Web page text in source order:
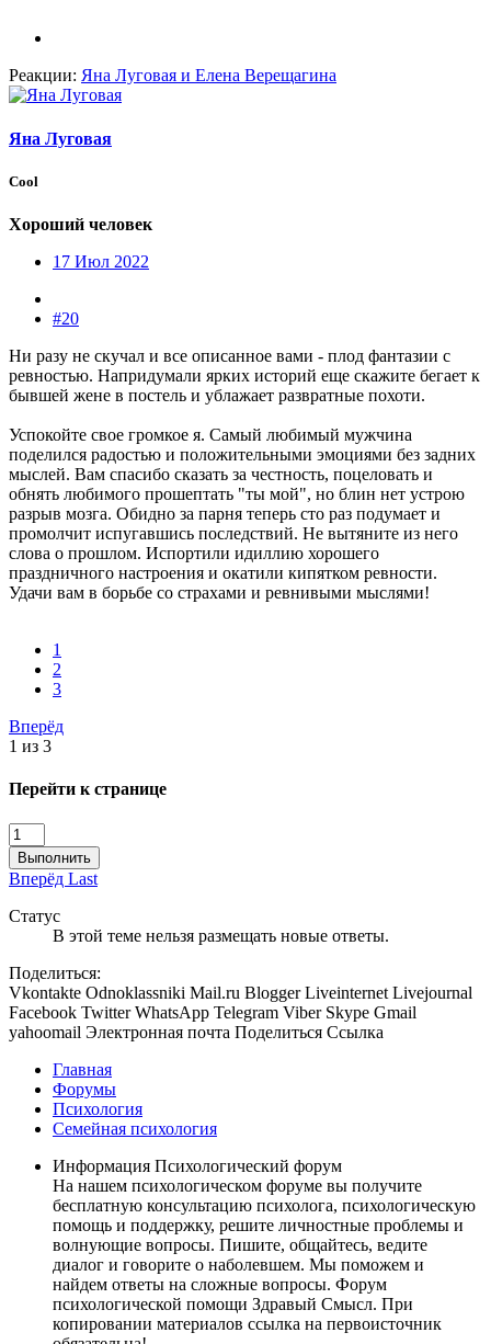
Реакции: Яна Луговая и Елена Верещагина
Яна Луговая
Cool
Хороший человек
17 Июл 2022
#20
Ни разу не скучал и все описанное вами - плод фантазии с
ревностью. Напридумали ярких историй еще скажите бегает к
бывшей жене в постель и ублажает развратные похоти.
Успокойте свое громкое я. Самый любимый мужчина
поделился радостью и положительными эмоциями без задних
мыслей. Вам спасибо сказать за честность, поцеловать и
обнять любимого прошептать "ты мой", но блин нет устрою
разрыв мозга. Обидно за парня теперь сто раз подумает и
промолчит испугавшись последствий. Не вытяните из него
слова о прошлом. Испортили идиллию хорошего
праздничного настроения и окатили кипятком ревности.
Удачи вам в борьбе со страхами и ревнивыми мыслями!
1
2
3
Вперёд
1 из 3
Перейти к странице
Выполнить
Вперёд Last
Статус
В этой теме нельзя размещать новые ответы.
Поделиться:
Vkontakte Odnoklassniki Mail.ru Blogger Liveinternet Livejournal
Facebook Twitter WhatsApp Telegram Viber Skype Gmail
yahoomail Электронная почта Поделиться Ссылка
Главная
Форумы
Психология
Семейная психология
Информация Психологический форум
На нашем психологическом форуме вы получите
бесплатную консультацию психолога, психологическую
помощь и поддержку, решите личностные проблемы и
волнующие вопросы. Пишите, общайтесь, ведите
диалог и говорите о наболевшем. Мы поможем и
найдем ответы на сложные вопросы. Форум
психологической помощи Здравый Смысл. При
копировании материалов ссылка на первоисточник